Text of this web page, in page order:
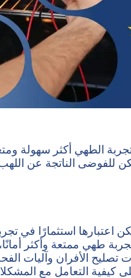
الطهي أكثر سهولة
للفوضى الناتجة عن
استثمارًا في
طهي ممتعة وأكثر
الأفران وآليات
التعامل مع